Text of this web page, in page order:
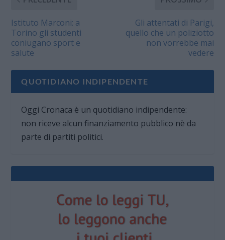
Istituto Marconi: a
Torino gli studenti
coniugano sport e
salute
Gli attentati di Parigi,
quello che un poliziotto
non vorrebbe mai
vedere
QUOTIDIANO INDIPENDENTE
Oggi Cronaca è un quotidiano indipendente:
non riceve alcun finanziamento pubblico nè da
parte di partiti politici.